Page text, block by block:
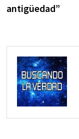
antigüedad”